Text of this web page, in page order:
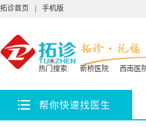
拓诊首页 手机版
热门搜索: 新桥医院 西南医
帮你快速找医生